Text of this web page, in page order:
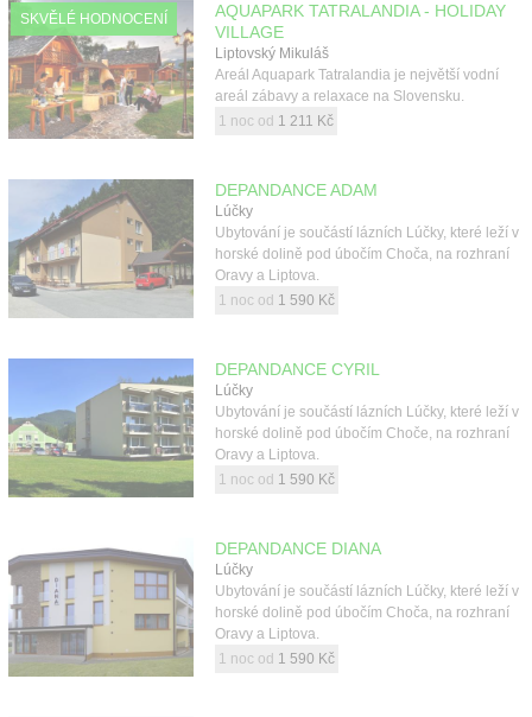
SKVĚLÉ HODNOCENÍ
AQUAPARK TATRALANDIA - HOLIDAY
VILLAGE
Liptovský Mikuláš
Areál Aquapark Tatralandia je největší vodní
areál zábavy a relaxace na Slovensku.
1 noc od 1 211 Kč
DEPANDANCE ADAM
Lúčky
Ubytování je součástí lázních Lúčky, které leží v
horské dolině pod úbočím Choča, na rozhraní
Oravy a Liptova.
1 noc od 1 590 Kč
DEPANDANCE CYRIL
Lúčky
Ubytování je součástí lázních Lúčky, které leží v
horské dolině pod úbočím Choče, na rozhraní
Oravy a Liptova.
1 noc od 1 590 Kč
DEPANDANCE DIANA
Lúčky
Ubytování je součástí lázních Lúčky, které leží v
horské dolině pod úbočím Choča, na rozhraní
Oravy a Liptova.
1 noc od 1 590 Kč